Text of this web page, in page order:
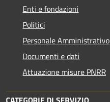
Enti e fondazioni
Politici
Personale Amministrativo
Documenti e dati
Attuazione misure PNRR